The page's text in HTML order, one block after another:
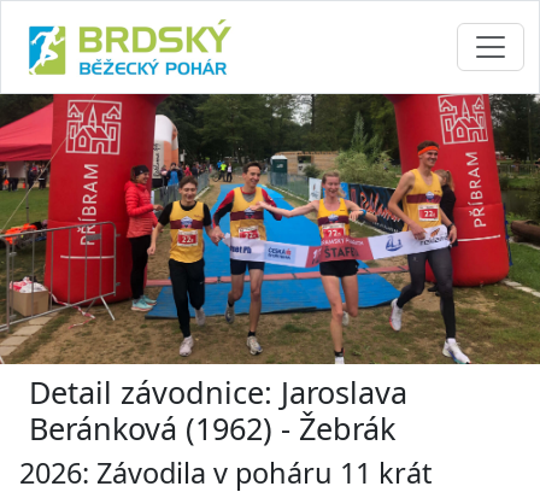
Detail závodnice: Jaroslava
Beránková (1962) - Žebrák
2026: Závodila v poháru 11 krát